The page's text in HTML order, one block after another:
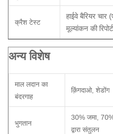
क्रैश टेस्ट
हाईवे बैरियर चार
मूल्यांकन की रिपोर्ट
अन्य विशेष
माल लदान का
बंदरगाह
क़िंगदाओ, शेडोंग
भुगतान
30% जमा,
द्वारा संतुलन